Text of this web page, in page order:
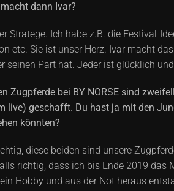
dann Ivar?
Stratege. Ich habe z.B. die Festival-
etc. Sie ist unser Herz. Ivar macht
seinen Part hat. Jeder ist glücklich
Zugpferde bei BY NORSE sind
live) geschafft. Du hast ja mit den
könnten?
diese beiden sind unsere
richtig, dass ich bis Ende 2019 das
Hobby und aus der Not heraus